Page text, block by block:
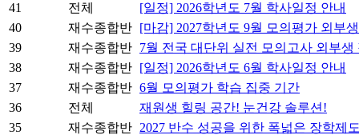
41
전체
[일정] 2026학년도 7월 학사일정 안내
40
재수종합반 [마감] 2027학년도 9월 모의평가 외부
39
재수종합반 7월 전국 대단위 실전 모의고사 외부생
38
재수종합반 [일정] 2026학년도 6월 학사일정 안내
37
재수종합반 6월 모의평가 학습 집중 기간
36
전체
재원생 힐링 공간! 눈건강 솔루션!
35
재수종합반 2027 반수 성공을 위한 폭넓은 장학제